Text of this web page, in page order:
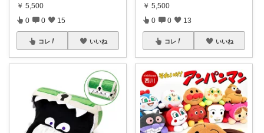
￥ 5,500
0 0 15
コレ いいね
￥ 5,500
0 0 13
コレ いいね